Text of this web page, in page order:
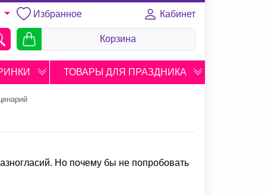
Избранное
Кабинет
Корзина
ТОВАРЫ ДЛЯ ПРАЗДНИКА
Но почему бы не попробовать